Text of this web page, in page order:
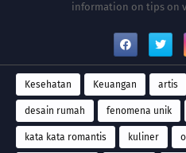
information on tips on
Kesehatan Keuangan artis
desain rumah fenomena unik
kata kata romantis kuliner